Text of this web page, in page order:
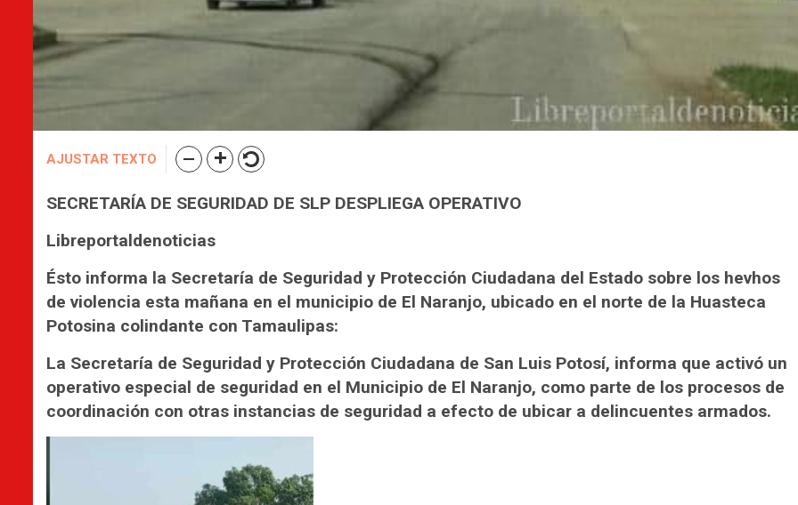
AJUSTAR TEXTO
SECRETARÍA DE SEGURIDAD DE SLP DESPLIEGA OPERATIVO
Libreportaldenoticias
Ésto informa la Secretaría de Seguridad y Protección Ciudadana del Estado sobre los hevhos
de violencia esta mañana en el municipio de El Naranjo, ubicado en el norte de la Huasteca
Potosina colindante con Tamaulipas:
La Secretaría de Seguridad y Protección Ciudadana de San Luis Potosí, informa que activó un
operativo especial de seguridad en el Municipio de El Naranjo, como parte de los procesos de
coordinación con otras instancias de seguridad a efecto de ubicar a delincuentes armados.